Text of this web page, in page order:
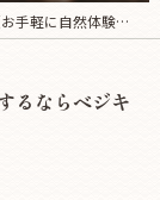
ジキングの観光農園 K's Garden Lab.】
るならベジキ